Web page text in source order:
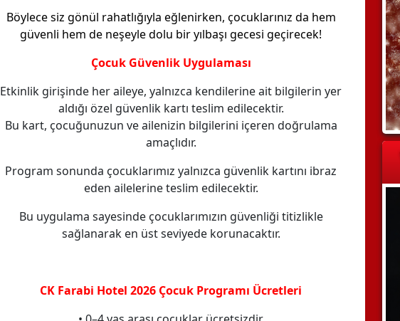
Böylece siz gönül rahatlığıyla eğlenirken, çocuklarınız da hem
güvenli hem de neşeyle dolu bir yılbaşı gecesi geçirecek!
Çocuk Güvenlik Uygulaması
Etkinlik girişinde her aileye, yalnızca kendilerine ait bilgilerin yer
aldığı özel güvenlik kartı teslim edilecektir.
Bu kart, çocuğunuzun ve ailenizin bilgilerini içeren doğrulama
amaçlıdır.
Program sonunda çocuklarımız yalnızca güvenlik kartını ibraz
eden ailelerine teslim edilecektir.
Bu uygulama sayesinde çocuklarımızın güvenliği titizlikle
sağlanarak en üst seviyede korunacaktır.
CK Farabi Hotel 2026 Çocuk Programı Ücretleri